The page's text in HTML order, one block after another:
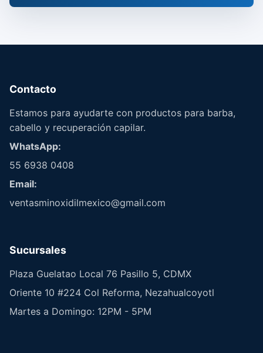
Contacto
Estamos para ayudarte con productos para barba,
cabello y recuperación capilar.
WhatsApp:
55 6938 0408
Email:
ventasminoxidilmexico@gmail.com
Sucursales
Plaza Guelatao Local 76 Pasillo 5, CDMX
Oriente 10 #224 Col Reforma, Nezahualcoyotl
Martes a Domingo: 12PM - 5PM